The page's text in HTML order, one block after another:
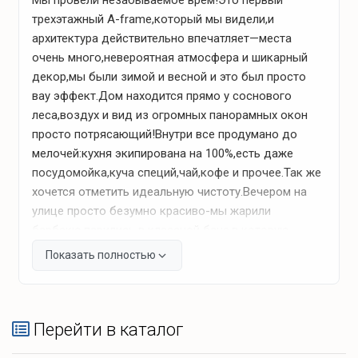
Что для отдыха?
Зоны отдыха
Зона барбекю (мангал-гриль, шампуры, решетка,
дрова)
терраса
баня с разными режимами пара
банные аксессуары
трехэтажный A-frame,который мы видели,и
архитектура действительно впечатляет—места
очень много,невероятная атмосфера и шикарный
декор,мы были зимой и весной и это был просто
вау эффект.Дом находится прямо у соснового
леса,воздух и вид из огромных панорамных окон
просто потрясающий!Внутри все продумано до
мелочей:кухня экипирована на 100%,есть даже
посудомойка,куча специй,чай,кофе и прочее.Так же
хочется отметить идеальную чистоту.Вечером на
улице просто безумно красиво-мы жарили
можно зайти прямо в доме,а потом отдыхали в
и т.д.).С собой можно было не брать ничего.Сервис
Показать полностью
Перейти в каталог